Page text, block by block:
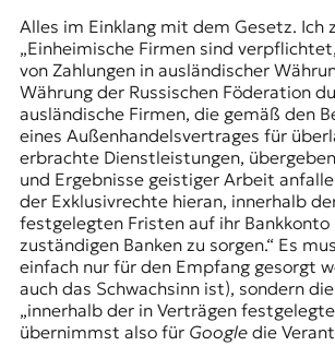
Alles im Einklang mit dem Gesetz. Ich
„Einheimische Firmen sind
von Zahlungen in ausländischer
Währung der Russischen Föderation
ausländische Firmen, die gemäß den
eines Außenhandelsvertrages für
erbrachte Dienstleistungen,
und Ergebnisse geistiger Arbeit
der Exklusivrechte hieran, innerhalb
festgelegten Fristen auf ihr Bankkonto
zuständigen Banken zu sorgen.“ Es
einfach nur für den Empfang gesorgt
auch das Schwachsinn ist), sondern
„innerhalb der in Verträgen
übernimmst also für Google die